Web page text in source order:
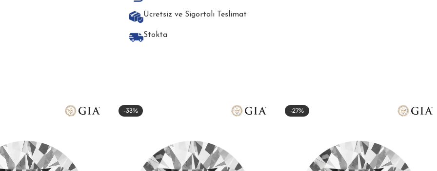
Ücretsiz ve Sigortalı Teslimat
Stokta
-33% -27%